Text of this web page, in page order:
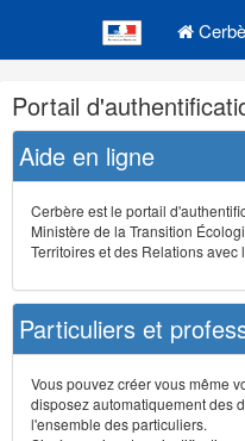
Navigation
et
outils
annexes
Portail
Aide en ligne
Cerbère est le portail
Ministère de la Transition
Territoires et des Relations
Particuliers et
Vous pouvez créer vous même
disposez automatiquement des
l'ensemble des particuliers.